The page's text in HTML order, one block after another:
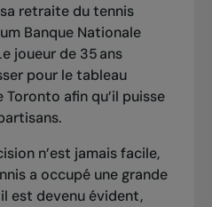
retraite du tennis
Banque Nationale
joueur de 35 ans
pour le tableau
afin qu’il puisse
n’est jamais facile,
a occupé une grande
est devenu évident,